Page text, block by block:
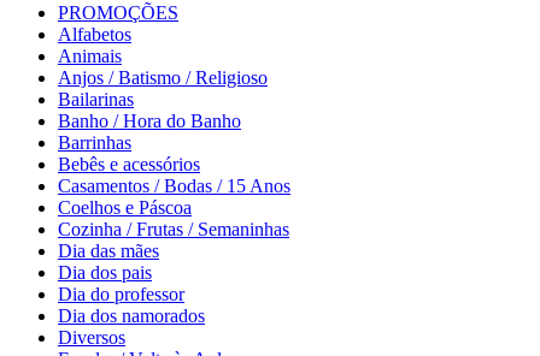
PROMOÇÕES
Alfabetos
Animais
Anjos / Batismo / Religioso
Bailarinas
Banho / Hora do Banho
Barrinhas
Bebês e acessórios
Casamentos / Bodas / 15 Anos
Coelhos e Páscoa
Cozinha / Frutas / Semaninhas
Dia das mães
Dia dos pais
Dia do professor
Dia dos namorados
Diversos